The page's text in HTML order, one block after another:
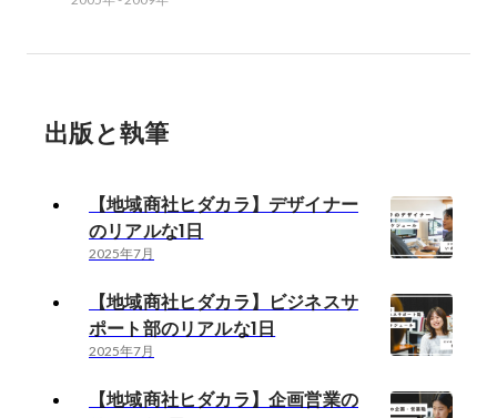
出版と執筆
【地域商社ヒダカラ】デザイナー
のリアルな1日
2025年7月
【地域商社ヒダカラ】ビジネスサ
ポート部のリアルな1日
2025年7月
【地域商社ヒダカラ】企画営業の